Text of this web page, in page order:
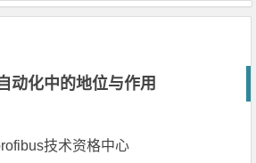
动化中的地位与作用
技术资格中心